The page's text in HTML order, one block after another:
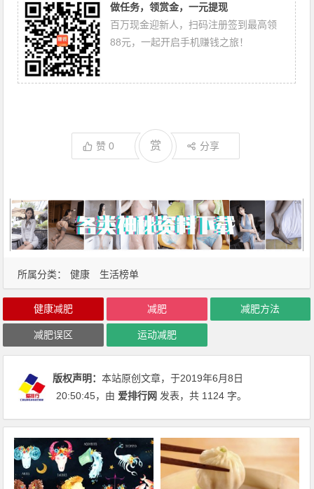
所属分类： 健康 生活榜单
做任务，领赏金，一元提现
百万现金迎新人，扫码注册签到最高领
88元，一起开启手机赚钱之旅！
赞0 赏 分享
健康减肥 减肥 减肥方法
减肥误区 运动减肥
版权声明：本站原创文章，于2019年6月8日
20:50:45，由 爱排行网 发表，共 1124 字。